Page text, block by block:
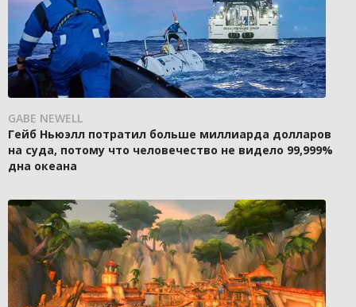
GABE NEWELL
Гейб Ньюэлл потратил больше миллиарда долларов
на суда, потому что человечество не видело 99,999%
дна океана